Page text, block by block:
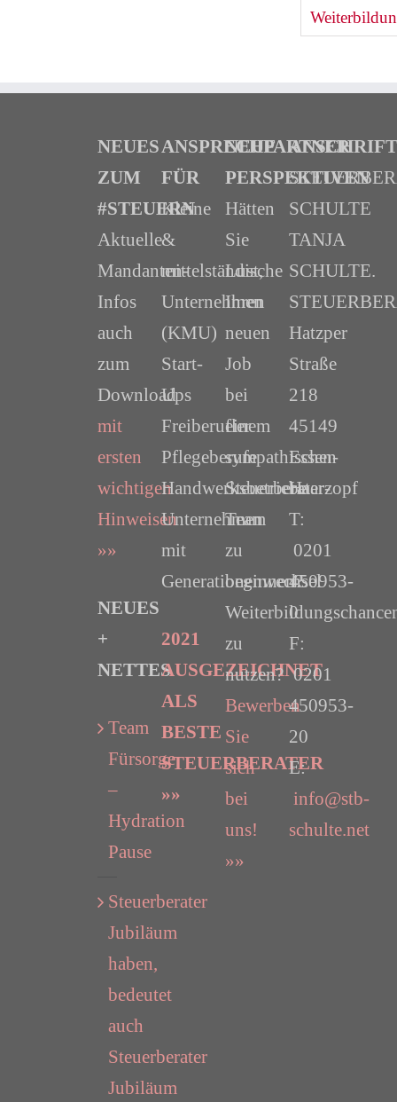
NEUES
ZUM
#STEUERN
Aktuelle
Mandanten-
Infos
auch
zum
Download
mit
ersten
wichtigen
Hinweisen
»»
NEUES
+
NETTES
Team
Fürsorge
–
Hydration
Pause
Steuerberater
Jubiläum
haben,
bedeutet
auch
Steuerberater
Jubiläum
ANSPRECHPARTNER
FÜR
Kleine
&
mittelständische
Unternehmen
(KMU)
Start-
Ups
Freiberufler
Pflegeberufe
Handwerksbetriebe
Unternehmen
mit
Generationenwechsel
2021
AUSGEZEICHNET
ALS
BESTE
STEUERBERATER
»»
NEUE
PERSPEKTIVEN
Hätten
Sie
Lust,
Ihren
neuen
Job
bei
einem
sympathischen
Steuerberater-
Team
zu
beginnen?
zu
nutzen?
Bewerben
Sie
sich
bei
uns!
»»
ANSCHRIFT
SCHULTE
TANJA
SCHULTE.
Hatzper
Straße
218
45149
Essen-
Haarzopf
T:
0201
450953-
0
F:
0201
450953-
20
E:
info@stb-
schulte.net